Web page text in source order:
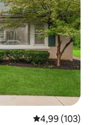
4,99 (103)